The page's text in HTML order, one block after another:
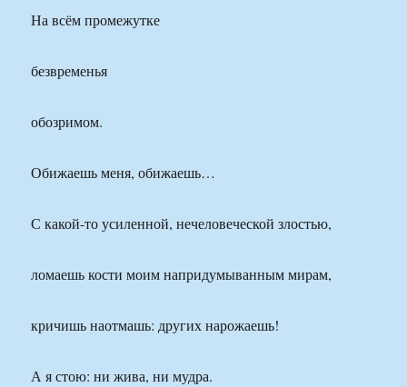
На всём промежутке
безвременья
обозримом.
Обижаешь меня, обижаешь…
С какой-то усиленной, нечеловеческой злостью,
ломаешь кости моим напридумыванным мирам,
кричишь наотмашь: других нарожаешь!
А я стою: ни жива, ни мудра.